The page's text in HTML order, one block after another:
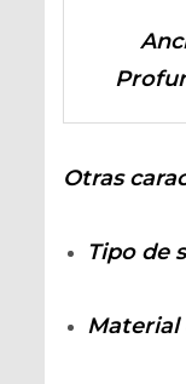
Otras
Tipo de
Material